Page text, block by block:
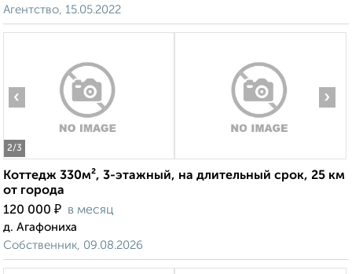
Агентство, 15.05.2022
2/3
‹ ›
Коттедж 330м², 3-этажный, на длительный срок, 25 км
от города
120 000 ₽ в месяц
д. Агафониха
Собственник, 09.08.2026